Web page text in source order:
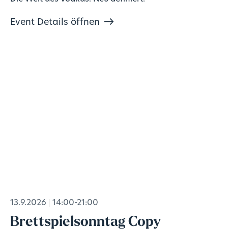
Event Details öffnen
13.9.2026 14:00-21:00
Brettspielsonntag Copy